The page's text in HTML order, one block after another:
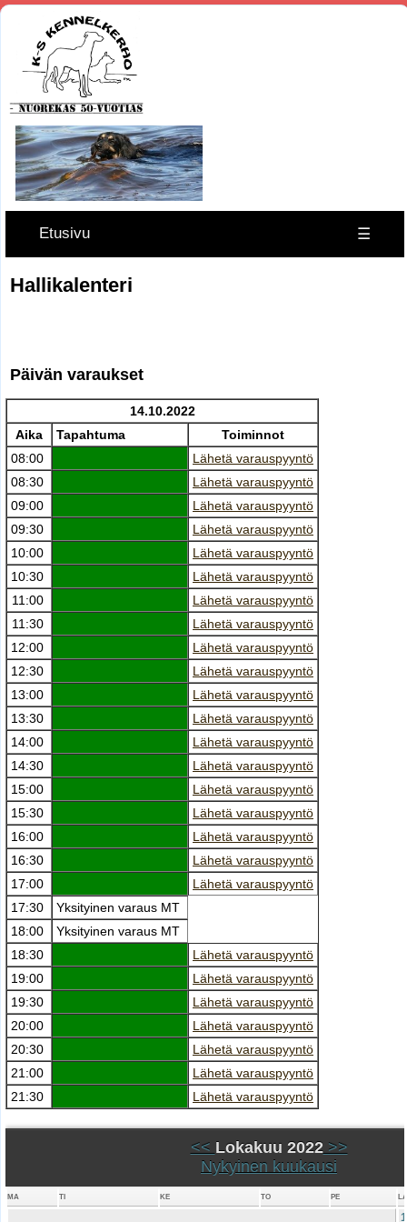
Etusivu ☰
Hallikalenteri
Päivän varaukset
14.10.2022
Aika
Tapahtuma
Toiminnot
08:00
Lähetä varauspyyntö
08:30
Lähetä varauspyyntö
09:00
Lähetä varauspyyntö
09:30
Lähetä varauspyyntö
10:00
Lähetä varauspyyntö
10:30
Lähetä varauspyyntö
11:00
Lähetä varauspyyntö
11:30
Lähetä varauspyyntö
12:00
Lähetä varauspyyntö
12:30
Lähetä varauspyyntö
13:00
Lähetä varauspyyntö
13:30
Lähetä varauspyyntö
14:00
Lähetä varauspyyntö
14:30
Lähetä varauspyyntö
15:00
Lähetä varauspyyntö
15:30
Lähetä varauspyyntö
16:00
Lähetä varauspyyntö
16:30
Lähetä varauspyyntö
17:00
Lähetä varauspyyntö
17:30
Yksityinen varaus MT
18:00
Yksityinen varaus MT
18:30
Lähetä varauspyyntö
19:00
Lähetä varauspyyntö
19:30
Lähetä varauspyyntö
20:00
Lähetä varauspyyntö
20:30
Lähetä varauspyyntö
21:00
Lähetä varauspyyntö
21:30
Lähetä varauspyyntö
<< Lokakuu 2022>>
Nykyinen kuukausi
MA TI KE TO PE LA
1